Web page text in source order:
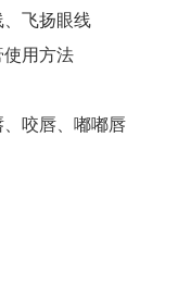
、飞扬眼线
使用方法
咬唇、嘟嘟唇